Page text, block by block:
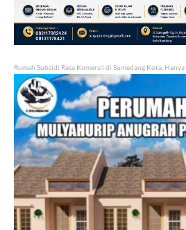
Rumah Subsidi Rasa Komersil di Sumedang Kota,